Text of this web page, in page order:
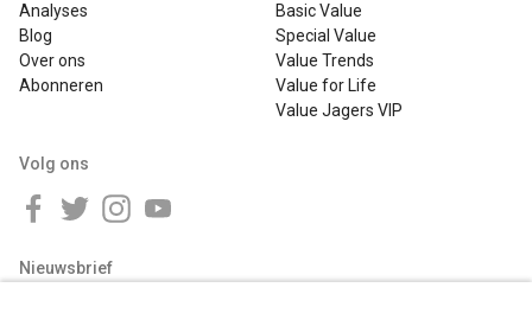
Analyses
Blog
Over ons
Abonneren
Basic Value
Special Value
Value Trends
Value for Life
Value Jagers VIP
Volg ons
Nieuwsbrief